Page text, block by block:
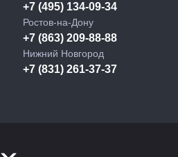
+7 (495) 134-09-34
Ростов-на-Дону
+7 (863) 209-88-88
Нижний Новгород
+7 (831) 261-37-37